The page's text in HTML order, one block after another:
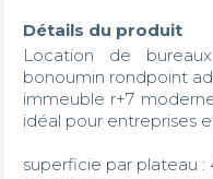
Détails du produit
Location de
bonoumin rondpoint
immeuble r+7
idéal pour entreprises
superficie par plateau :